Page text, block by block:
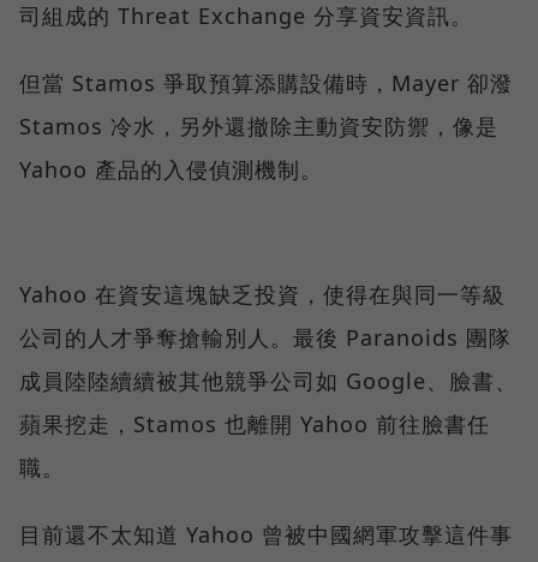
司組成的 Threat Exchange 分享資安資訊。
但當 Stamos 爭取預算添購設備時，Mayer 卻潑
Stamos 冷水，另外還撤除主動資安防禦，像是
Yahoo 產品的入侵偵測機制。
Yahoo 在資安這塊缺乏投資，使得在與同一等級
公司的人才爭奪搶輸別人。最後 Paranoids 團隊
成員陸陸續續被其他競爭公司如 Google、臉書、
蘋果挖走，Stamos 也離開 Yahoo 前往臉書任
職。
目前還不太知道 Yahoo 曾被中國網軍攻擊這件事